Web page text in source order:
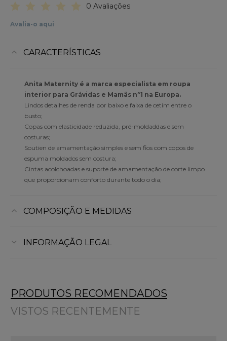
0 Avaliações
Avalia-o aqui
CARACTERÍSTICAS
Anita Maternity é a marca especialista em roupa
interior para Grávidas e Mamãs nº1 na Europa.
Lindos detalhes de renda por baixo e faixa de cetim entre o
busto;
Copas com elasticidade reduzida, pré-moldaddas e sem
costuras;
Soutien de amamentação simples e sem fios com copos de
espuma moldados sem costura;
Cintas acolchoadas e suporte de amamentação de corte limpo
que proporcionam conforto durante todo o dia;
COMPOSIÇÃO E MEDIDAS
INFORMAÇÃO LEGAL
PRODUTOS RECOMENDADOS
VISTOS RECENTEMENTE